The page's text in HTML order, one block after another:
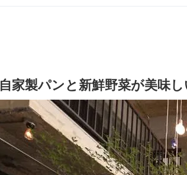
自家製パンと新鮮野菜が美味